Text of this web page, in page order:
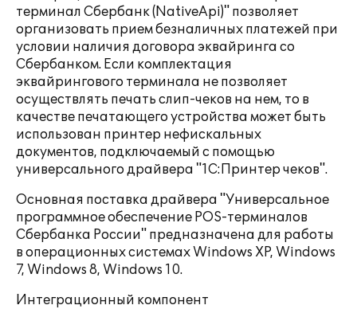
терминал Сбербанк (NativeApi)" позволяет
организовать прием безналичных платежей при
условии наличия договора эквайринга со
Сбербанком. Если комплектация
эквайрингового терминала не позволяет
осуществлять печать слип-чеков на нем, то в
качестве печатающего устройства может быть
использован принтер нефискальных
документов, подключаемый с помощью
универсального драйвера "1С:Принтер чеков".
Основная поставка драйвера "Универсальное
программное обеспечение POS-терминалов
Сбербанка России" предназначена для работы
в операционных системах Windows XP, Windows
7, Windows 8, Windows 10.
Интеграционный компонент